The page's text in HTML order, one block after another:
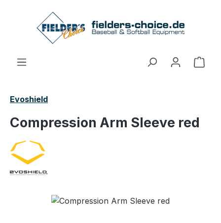
Zum Hauptinhalt springen
Evoshield
Compression Arm Sleeve red
Bildergalerie überspringen